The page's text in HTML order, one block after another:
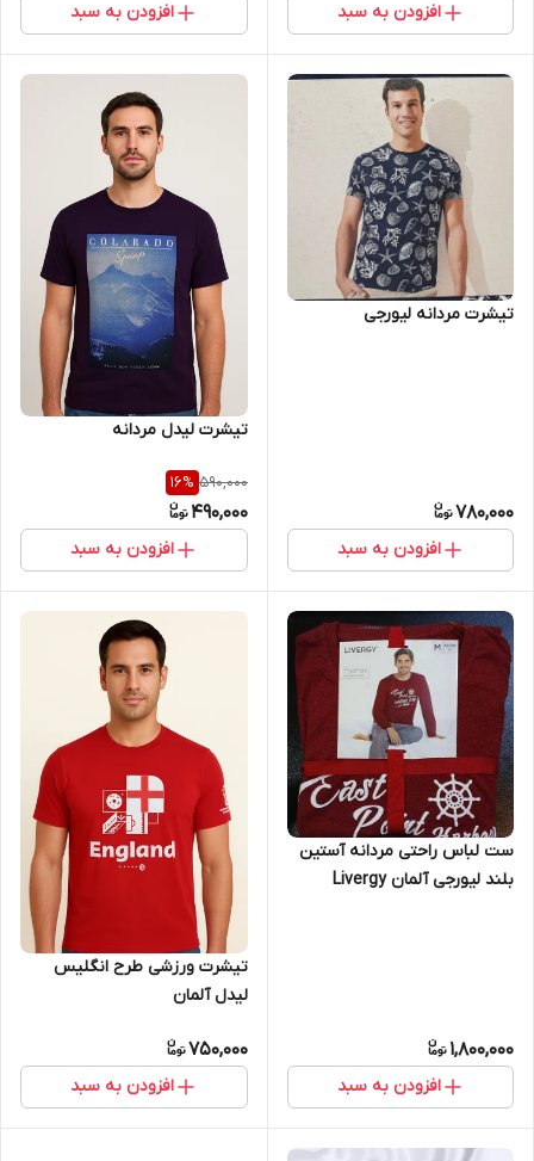
افزودن به سبد افزودن به سبد
تیشرت مردانه لیورجی
780,000
افزودن به سبد
تیشرت لیدل مردانه
590,000
16%
490,000
افزودن به سبد
ست لباس راحتی مردانه آستین
بلند لیورجی آلمان Livergy
1,800,000
افزودن به سبد
تیشرت ورزشی طرح انگلیس
لیدل آلمان
750,000
افزودن به سبد